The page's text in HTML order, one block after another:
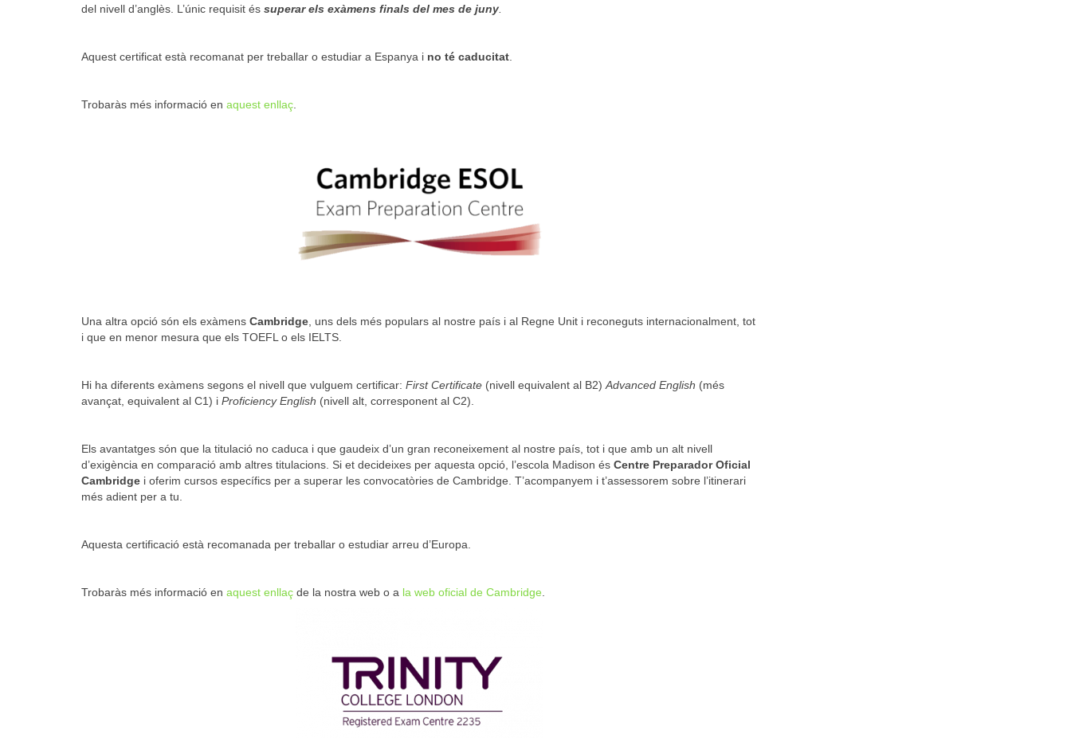
del nivell d’anglès. L’únic requisit és superar els exàmens finals del mes de juny
Aquest certificat està recomanat per treballar o estudiar a Espanya i no té caducitat
Trobaràs més informació en aquest enllaç
Una altra opció són els exàmens Cambridge, uns dels més populars al nostre país i al Regne Unit i reconeguts internacionalment, tot
i que en menor mesura que els TOEFL o els IELTS.
Hi ha diferents exàmens segons el nivell que vulguem certificar: First Certificate (nivell equivalent al B2)Advanced English (més
avançat, equivalent al C1) i Proficiency English (nivell alt, corresponent al C2).
Els avantatges són que la titulació no caduca i que gaudeix d’un gran reconeixement al nostre país, tot i que amb un alt nivell
d’exigència en comparació amb altres titulacions. Si et decideixes per aquesta opció, l’escola Madison és Centre Preparador Oficial
Cambridge i oferim cursos específics per a superar les convocatòries de Cambridge. T’acompanyem i t’assessorem sobre l’itinerari
més adient per a tu.
Aquesta certificació està recomanada per treballar o estudiar arreu d’Europa.
Trobaràs més informació en aquest enllaç de la nostra web o a la web oficial de Cambridge.